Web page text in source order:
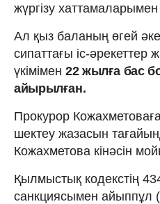
жүргізу
Ал қыз баланың өгей
сипаттағы іс-әрекеттер
үкімімен 22 жылға бас
айырылған.
Прокурор
шектеу жазасын
Кожахметова кінәсін
Қылмыстық кодекстің
санкциясымен айыппұл